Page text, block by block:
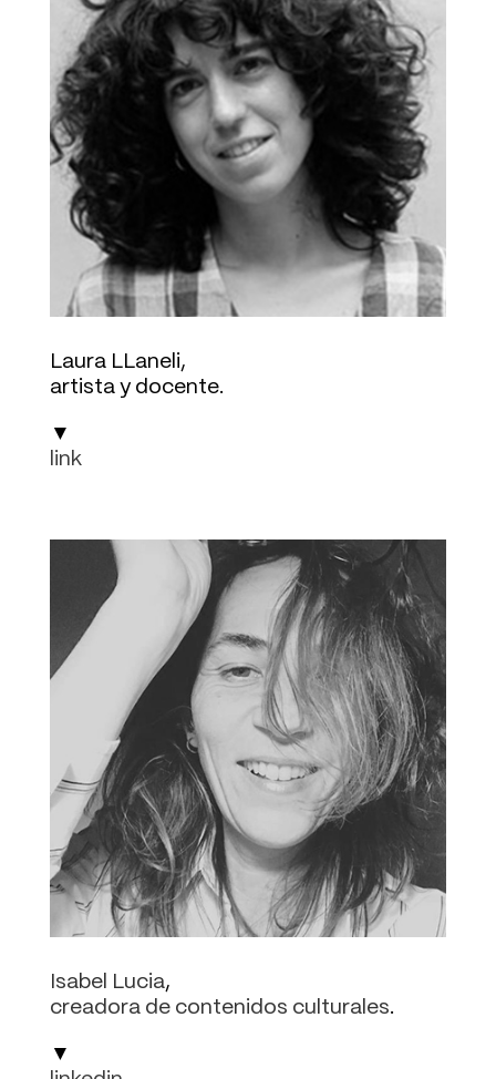
Laura LLaneli,
artista y docente.
▼
link
Isabel Lucia,
creadora de contenidos culturales.
▼